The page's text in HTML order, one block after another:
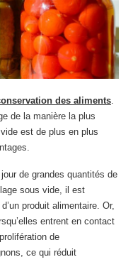
des aliments.
de la manière la plus
est de plus en plus
de grandes quantités de
sous vide, il est
produit alimentaire. Or,
entrent en contact
de
ce qui réduit